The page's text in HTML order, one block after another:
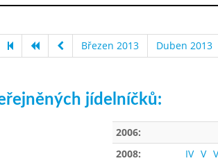
Březen 2013 Duben 2013
jídelníčků:
2006:
2008:
IV V